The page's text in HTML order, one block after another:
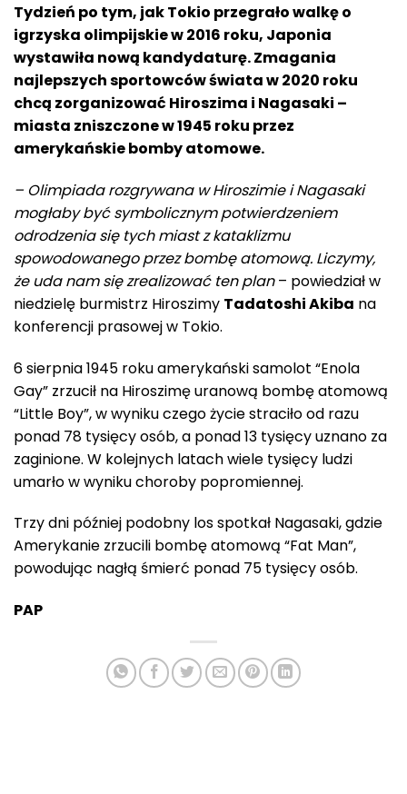
Tydzień po tym, jak Tokio przegrało walkę o
igrzyska olimpijskie w 2016 roku, Japonia
wystawiła nową kandydaturę. Zmagania
najlepszych sportowców świata w 2020 roku
chcą zorganizować Hiroszima i Nagasaki –
miasta zniszczone w 1945 roku przez
amerykańskie bomby atomowe.
– Olimpiada rozgrywana w Hiroszimie i Nagasaki
mogłaby być symbolicznym potwierdzeniem
odrodzenia się tych miast z kataklizmu
spowodowanego przez bombę atomową. Liczymy,
że uda nam się zrealizować ten plan– powiedział w
niedzielę burmistrz Hiroszimy Tadatoshi Akiba na
konferencji prasowej w Tokio.
6 sierpnia 1945 roku amerykański samolot “Enola
Gay” zrzucił na Hiroszimę uranową bombę atomową
“Little Boy”, w wyniku czego życie straciło od razu
ponad 78 tysięcy osób, a ponad 13 tysięcy uznano za
zaginione. W kolejnych latach wiele tysięcy ludzi
umarło w wyniku choroby popromiennej.
Trzy dni później podobny los spotkał Nagasaki, gdzie
Amerykanie zrzucili bombę atomową “Fat Man”,
powodując nagłą śmierć ponad 75 tysięcy osób.
PAP